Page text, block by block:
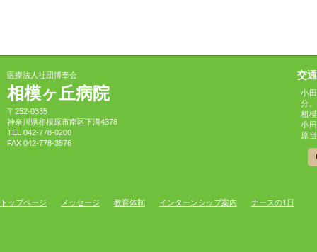
医療法人社団博奉会
相模ヶ丘病院
〒252-0335
神奈川県相模原市南区下溝4378
TEL 042-778-0200
FAX 042-778-3876
交
小
分。
相
小
原
トップページ メッセージ 教育体制 インターンシップ案内 ナースの1日